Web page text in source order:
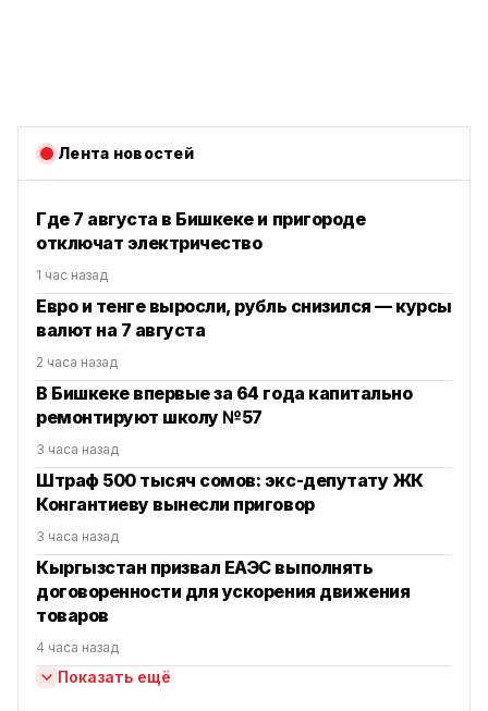
Лента новостей
Где 7 августа в Бишкеке и пригороде
отключат электричество
1 час назад
Евро и тенге выросли, рубль снизился — курсы
валют на 7 августа
2 часа назад
В Бишкеке впервые за 64 года капитально
ремонтируют школу №57
3 часа назад
Штраф 500 тысяч сомов: экс-депутату ЖК
Конгантиеву вынесли приговор
3 часа назад
Кыргызстан призвал ЕАЭС выполнять
договоренности для ускорения движения
товаров
4 часа назад
Показать ещё